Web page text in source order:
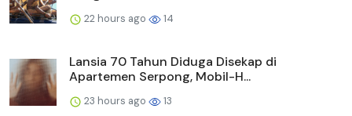
22 hours ago 14
Lansia 70 Tahun Diduga Disekap di
Apartemen Serpong, Mobil-H...
23 hours ago 13